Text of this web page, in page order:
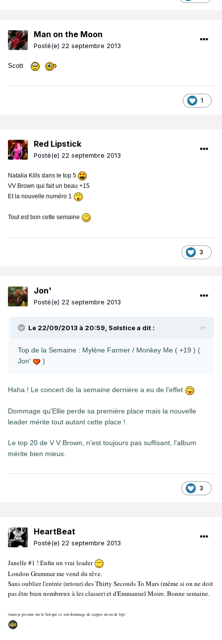
Man on the Moon
Posté(e) 22 septembre 2013
Scott
1
Red Lipstick
Posté(e) 22 septembre 2013
Natalia Kills dans le top 5
VV Brown qui fait un beau +15
Et la nouvelle numéro 1
Tout est bon cette semaine
3
Jon'
Posté(e) 22 septembre 2013
Le 22/09/2013 à 20:59, Solstice a dit :
Top de la Semaine : Mylène Farmer / Monkey Me ( +19 ) (
Jon'
)
Haha ! Le concert de la semaine dernière a eu de l'effet
Dommage qu'Ellie perde sa première place mais la nouvelle
leader mérite tout autant cette place !
Le top 20 de V V Brown, n'est toujours pas suffisant, l'album
mérite bien mieux.
3
HeartBeat
Posté(e) 22 septembre 2013
Janelle #1 ! Enfin un vrai leader
London Grammar me vend du rêve.
Sans oublier l'entrée (retour) des Thirty Seconds To Mars (même si on ne doit
pas être bien nombreux à les classer) et d'Emmanuel Moire. Bonne semaine.
(mais je persiste sur le fait que ce soit dommage de zapper un an de top)